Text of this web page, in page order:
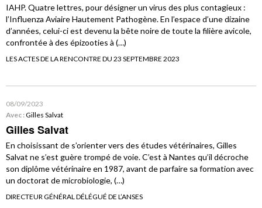
IAHP. Quatre lettres, pour désigner un virus des plus contagieux :
l’Influenza Aviaire Hautement Pathogène. En l’espace d’une dizaine
d’années, celui-ci est devenu la bête noire de toute la filière avicole,
confrontée à des épizooties à (…)
LES ACTES DE LA RENCONTRE DU 23 SEPTEMBRE 2023
08/09/2023
Avec :Gilles Salvat
Gilles Salvat
En choisissant de s’orienter vers des études vétérinaires, Gilles
Salvat ne s’est guère trompé de voie. C’est à Nantes qu’il décroche
son diplôme vétérinaire en 1987, avant de parfaire sa formation avec
un doctorat de microbiologie, (…)
DIRECTEUR GÉNÉRAL DÉLÉGUÉ DE L’ANSES